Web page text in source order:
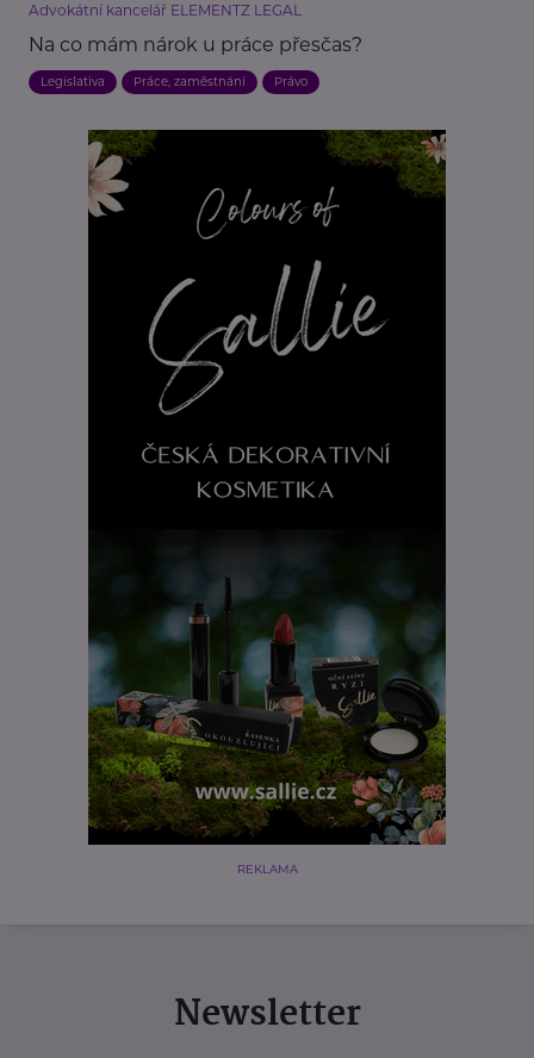
Advokátní kancelář ELEMENTZ LEGAL
Na co mám nárok u práce přesčas?
Legislativa Práce, zaměstnání Právo
REKLAMA
Newsletter